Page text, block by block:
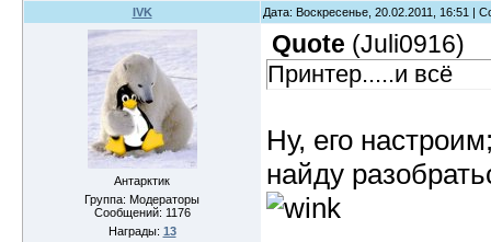
IVK Дата: Воскресенье, 20.02.2011, 16:51 |
Антарктик
Группа: Модераторы
Сообщений: 1176
Награды: 13
Quote (Juli0916)
Принтер.....и всё
Ну, его
найду